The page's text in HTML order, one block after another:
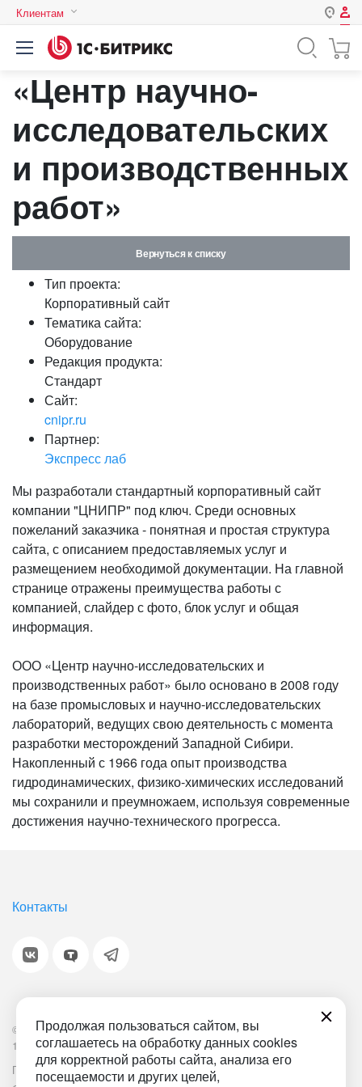
Продолжая пользоваться сайтом, вы
соглашаетесь на обработку данных cookies
для корректной работы сайта, анализа его
посещаемости и других целей,
Клиентам
Авторизация
Логин
Пароль
компьютере
Забыли свой пароль?
или войдите с помощью
«Центр научно-
исследовательских
и производственных
работ»
Вернуться к списку
Тип проекта:
Корпоративный сайт
Тематика сайта:
Оборудование
Редакция продукта:
Стандарт
Сайт:
cnipr.ru
Партнер:
Экспресс лаб
Мы разработали стандартный корпоративный сайт
компании "ЦНИПР" под ключ. Среди основных
пожеланий заказчика - понятная и простая структура
сайта, с описанием предоставляемых услуг и
размещением необходимой документации. На главной
странице отражены преимущества работы с
компанией, слайдер с фото, блок услуг и общая
информация.
ООО «Центр научно-исследовательских и
производственных работ» было основано в 2008 году
на базе промысловых и научно-исследовательских
лабораторий, ведущих свою деятельность с момента
разработки месторождений Западной Сибири.
Накопленный с 1966 года опыт производства
гидродинамических, физико-химических исследований
мы сохранили и преумножаем, используя современные
достижения научно-технического прогресса.
Контакты
© 2001-2026 «Битрикс», «1С-Битрикс». Работает на
1С-Битрикс: Управление сайтом.
Политика обработки персональных данных Наша ИТ-деятельность